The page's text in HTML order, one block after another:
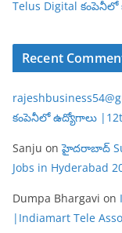
Telus Digital
Recent
కంపెనీలో ఉద్యోగాలు
Sanju onహైదరాబాద్
Jobs in Hyderabad
Dumpa Bhargavi on
|Indiamart Tele